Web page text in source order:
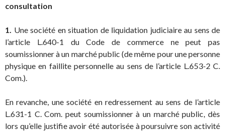
consultation
1. Une société en situation de liquidation judiciaire au sens de
l’article L.640-1 du Code de commerce ne peut pas
soumissionner à un marché public (de même pour une personne
physique en faillite personnelle au sens de l’article L.653-2 C.
Com.).
En revanche, une société en redressement au sens de l’article
L.631-1 C. Com. peut soumissionner à un marché public, dès
lors qu’elle justifie avoir été autorisée à poursuivre son activité